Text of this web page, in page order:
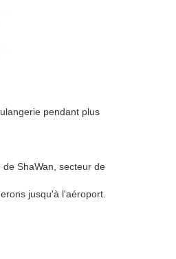
pendant plus
ShaWan, secteur de
jusqu'à l'aéroport.